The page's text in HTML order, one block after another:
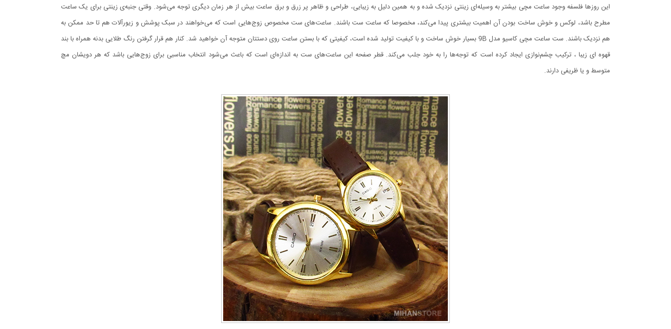
این روزها فلسفه وجود ساعت مچی بیشتر به وسیله‌ای زینتی نزدیک شده و به همین دلیل به زیبایی، طراحی و ظاهر پر زرق و برق ساعت بیش از هر زمان دیگری توجه می‌شود. وقتی جنبه‌ی زینتی برای یک ساعت
مطرح باشد، لوکس و خوش ساخت بودن آن اهمیت بیشتری پیدا می‌کند، مخصوصا که ساعت ست باشند. ساعت‌های ست مخصوص زوج‌هایی است که می‌خواهند در سبک پوشش و زیورآلات هم تا حد ممکن به
هم نزدیک باشند. ست ساعت مچی کاسیو مدل 9B بسیار خوش ساخت و با کیفیت تولید شده است، کیفیتی که با بستن ساعت روی دستتان متوجه آن خواهید شد. کنار هم قرار گرفتن رنگ طلایی بدنه همراه با بند
قهوه ای زیبا ، ترکیب چشم‌نوازی ایجاد کرده است که توجه‌ها را به خود جلب می‌کند. قطر صفحه این ساعت‌های ست به اندازه‌ای است که باعث می‌شود انتخاب مناسبی برای زوج‌هایی باشد که هر دویشان مچ
متوسط و یا ظریفی دارند.